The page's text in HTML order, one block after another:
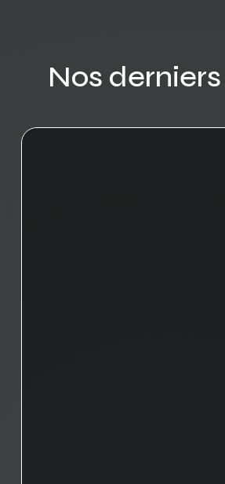
Nos